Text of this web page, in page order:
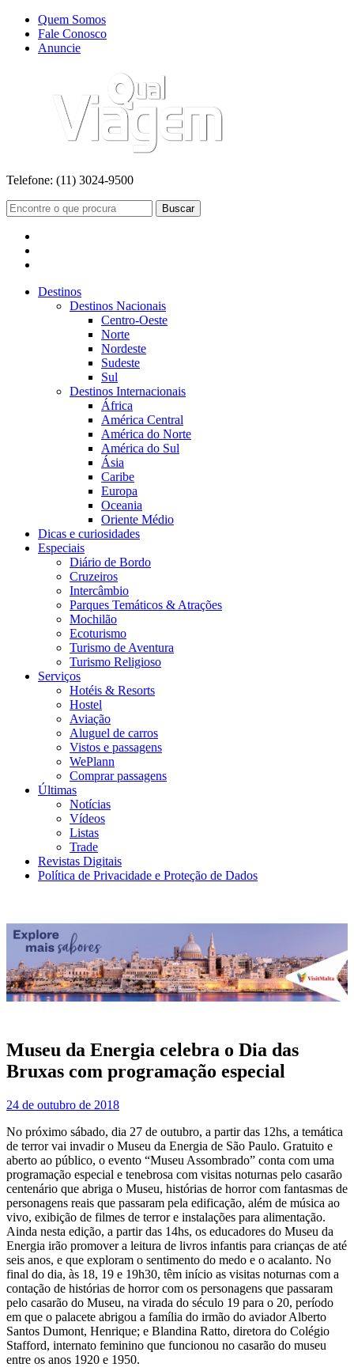
Quem Somos
Fale Conosco
Anuncie
Telefone: (11) 3024-9500
Buscar
Destinos
Destinos Nacionais
Centro-Oeste
Norte
Nordeste
Sudeste
Sul
Destinos Internacionais
África
América Central
América do Norte
América do Sul
Ásia
Caribe
Europa
Oceania
Oriente Médio
Dicas e curiosidades
Especiais
Diário de Bordo
Cruzeiros
Intercâmbio
Parques Temáticos & Atrações
Mochilão
Ecoturismo
Turismo de Aventura
Turismo Religioso
Serviços
Hotéis & Resorts
Hostel
Aviação
Aluguel de carros
Vistos e passagens
WePlann
Comprar passagens
Últimas
Notícias
Vídeos
Listas
Trade
Revistas Digitais
Política de Privacidade e Proteção de Dados
Museu da Energia celebra o Dia das
Bruxas com programação especial
24 de outubro de 2018
No próximo sábado, dia 27 de outubro, a partir das 12hs, a temática
de terror vai invadir o Museu da Energia de São Paulo. Gratuito e
aberto ao público, o evento “Museu Assombrado” conta com uma
programação especial e tenebrosa com visitas noturnas pelo casarão
centenário que abriga o Museu, histórias de horror com fantasmas de
personagens reais que passaram pela edificação, além de música ao
vivo, exibição de filmes de terror e instalações para alimentação.
Ainda nesta edição, a partir das 14hs, os educadores do Museu da
Energia irão promover a leitura de livros infantis para crianças de até
seis anos, e que exploram o sentimento do medo e o acalanto. No
final do dia, às 18, 19 e 19h30, têm início as visitas noturnas com a
contação de histórias de horror com os personagens que passaram
pelo casarão do Museu, na virada do século 19 para o 20, período
em que o palacete abrigou a família do irmão do aviador Alberto
Santos Dumont, Henrique; e Blandina Ratto, diretora do Colégio
Stafford, internato feminino que funcionou no casarão do museu
entre os anos 1920 e 1950.